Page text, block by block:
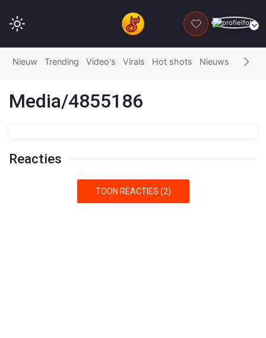
DONEER
Nieuw Trending Video's Virals Hot shots Nieuws Fails
Media/4855186
Reacties
TOON REACTIES (2)